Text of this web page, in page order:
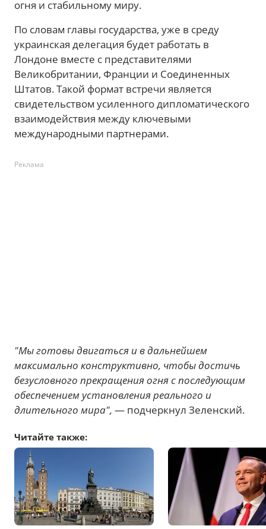
огня и стабильному миру.
По словам главы государства, уже в среду
украинская делегация будет работать в
Лондоне вместе с представителями
Великобритании, Франции и Соединенных
Штатов. Такой формат встречи является
свидетельством усиленного дипломатического
взаимодействия между ключевыми
международными партнерами.
Реклама
"Мы готовы двигаться и в дальнейшем
максимально конструктивно, чтобы достичь
безусловного прекращения огня с последующим
обеспечением установления реального и
длительного мира", — подчеркнул Зеленский.
Читайте также: